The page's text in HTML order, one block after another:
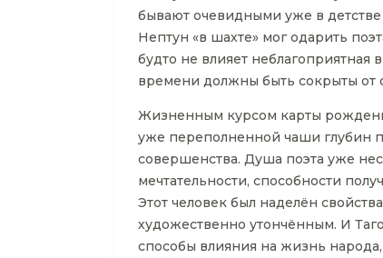
бывают очевидными уже в детстве
Нептун «в шахте» мог одарить
будто не влияет
времени должны быть сокрыты
Жизненным курсом карты
уже переполненной чаши глубин
совершенства. Душа поэта уже
мечтательности, способности
Этот человек был наделён
художественно утончённым. И
способы влияния на жизнь